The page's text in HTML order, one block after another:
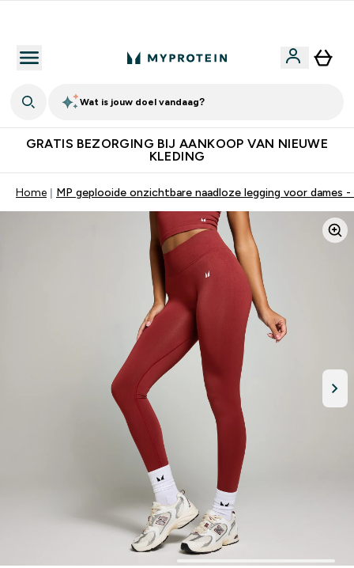
Wat is jouw doel vandaag?
GRATIS BEZORGING BIJ AANKOOP VAN NIEUWE
KLEDING
Home MP geplooide onzichtbare naadloze legging voor dames